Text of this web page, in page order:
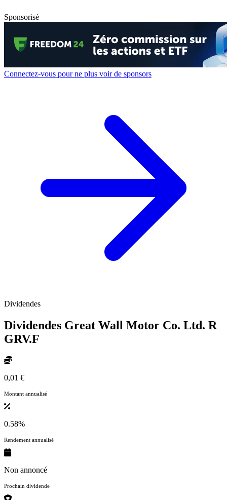
Sponsorisé
Connectez-vous pour ne plus voir de sponsors
Dividendes
Dividendes Great Wall Motor Co. Ltd. R
GRV.F
0,01 €
Montant annualisé
0.58%
Rendement annualisé
Non annoncé
Prochain dividende